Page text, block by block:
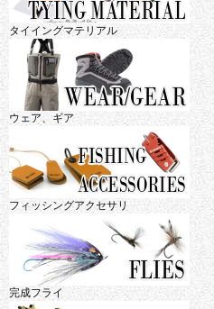
タイイングマテリアル
ウェア、ギア
フィッシングアクセサリ
完成フライ